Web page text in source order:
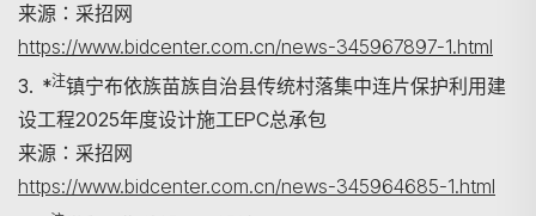
来源：采招网
https://www.bidcenter.com.cn/news-345967897-1.html
3. *注镇宁布依族苗族自治县传统村落集中连片保护利用建
设工程2025年度设计施工EPC总承包
来源：采招网
https://www.bidcenter.com.cn/news-345964685-1.html